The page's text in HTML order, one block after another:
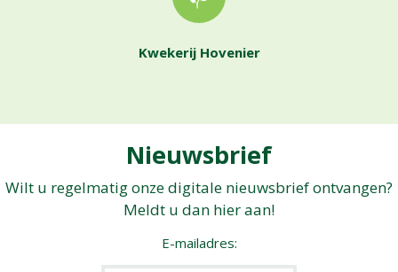
Kwekerij Hovenier
Nieuwsbrief
Wilt u regelmatig onze digitale nieuwsbrief ontvangen?
Meldt u dan hier aan!
E-mailadres: